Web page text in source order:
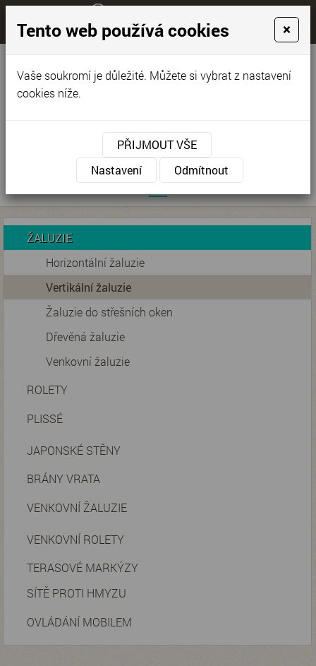
+420 776 579 353
Máte dotazy? KONTAKTUJTE NÁS
pardubice-zaluzie.cz
ŽALUZIE
Horizontální žaluzie
Vertikální žaluzie
Žaluzie do střešních oken
Dřevěná žaluzie
Venkovní žaluzie
ROLETY
PLISSÉ
JAPONSKÉ STĚNY
BRÁNY VRATA
VENKOVNÍ ŽALUZIE
VENKOVNÍ ROLETY
TERASOVÉ MARKÝZY
SÍTĚ PROTI HMYZU
OVLÁDÁNÍ MOBILEM
Tento web používá cookies ×
Vaše soukromí je důležité. Můžete si vybrat z nastavení
cookies níže.
PŘIJMOUT VŠE
Nastavení
Odmítnout